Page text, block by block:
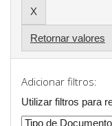
Retornar valores
Adicionar filtros:
Utilizar filtros para